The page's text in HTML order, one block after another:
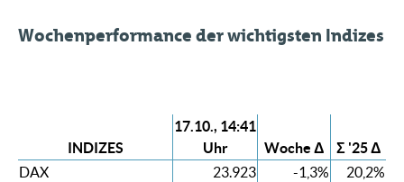
Wochenperformance der wichtigsten Indizes
INDIZES
17.10., 14:41
Uhr
Woche Δ
Σ '25 Δ
DAX
23.923 -1,3%
20,2%